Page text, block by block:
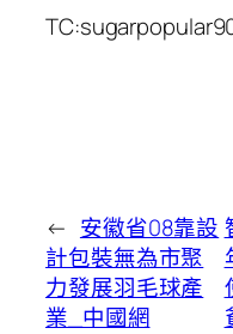
← 安徽省08靠設
計包裝無為市聚
力發展羽毛球產
業_中國網